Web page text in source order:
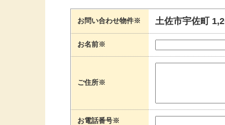
お問い合わせ物件※ 土佐市宇佐町
お名前※
ご住所※
お電話番号※